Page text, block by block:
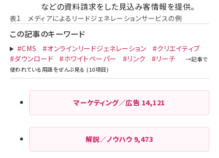
などの資料請求をした見込み客情報を提供。
表1 メディアによるリードジェネレーションサービスの例
この記事のキーワード
#CMS #オンラインリードジェネレーション
#クリエイティブ
#ダウンロード
#ホワイトペーパー #リンク #リーチ
マーケティング／広告 14,121
解説／ノウハウ 9,473